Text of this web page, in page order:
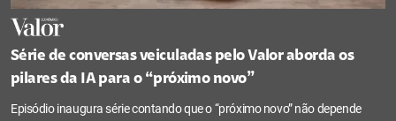
Série de conversas veiculadas pelo Valor aborda os
pilares da IA para o “próximo novo”
Episódio inaugura série contando que o “próximo novo” não depende